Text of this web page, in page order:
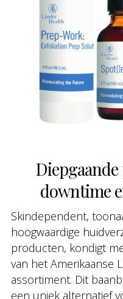
downtime
Skindependent,
hoogwaardige
producten, kondigt
van het Amerikaanse
assortiment. Dit
een uniek alternatief